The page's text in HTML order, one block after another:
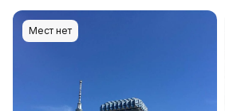
Мест нет